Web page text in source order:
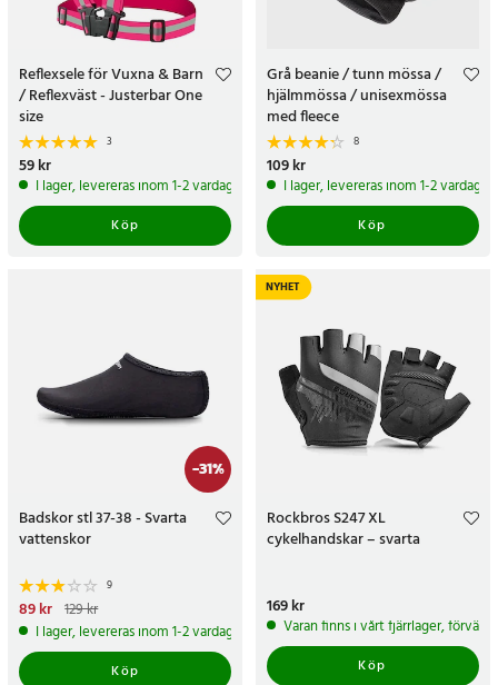
Reflexsele för Vuxna & Barn
/ Reflexväst - Justerbar One
size
3
Pris:
59 kr
I lager, levereras inom 1-2 vardagar
Köp
Grå beanie / tunn mössa /
hjälmmössa / unisexmössa
med fleece
8
Pris:109 kr
109 kr
I lager, levereras inom 1-2 vardagar
Köp
-31%
Badskor stl 37-38 - Svarta
vattenskor
9
Nuvarande pris
pris:129 kr
89 kr 129 kr
I lager, levereras inom 1-2 vardagar
Köp
NYHET
Rockbros S247 XL
cykelhandskar – svarta
Pris:169 kr
169 kr
Varan finns i vårt fjärrlager,
Köp